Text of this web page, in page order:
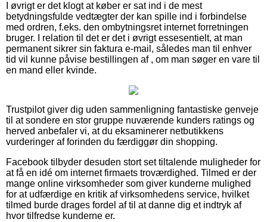
I øvrigt er det klogt at køber er sat ind i de mest
betydningsfulde vedtægter der kan spille ind i forbindelse
med ordren, f.eks. den ombytningsret internet forretningen
bruger. I relation til det er det i øvrigt essesentielt, at man
permanent sikrer sin faktura e-mail, således man til enhver
tid vil kunne påvise bestillingen af , om man søger en vare til
en mand eller kvinde.
Trustpilot giver dig uden sammenligning fantastiske genveje
til at sondere en stor gruppe nuværende kunders ratings og
herved anbefaler vi, at du eksaminerer netbutikkens
vurderinger af forinden du færdiggør din shopping.
Facebook tilbyder desuden stort set tiltalende muligheder for
at få en idé om internet firmaets troværdighed. Tilmed er der
mange online virksomheder som giver kunderne mulighed
for at udfærdige en kritik af virksomhedens service, hvilket
tilmed burde drages fordel af til at danne dig et indtryk af
hvor tilfredse kunderne er.